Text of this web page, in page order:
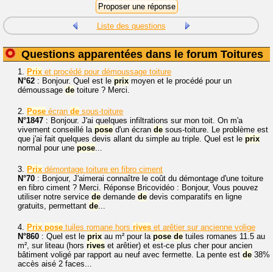
Liste des questions
Questions apparentées dans le forum Toitures
1. Prix et procédé pour démoussage toiture
N°62 : Bonjour. Quel est le prix moyen et le procédé pour un
démoussage de toiture ? Merci.
2. Pose écran de sous-toiture
N°1847 : Bonjour. J'ai quelques infiltrations sur mon toit. On m'a
vivement conseillé la pose d'un écran de sous-toiture. Le problème est
que j'ai fait quelques devis allant du simple au triple. Quel est le prix
normal pour une pose...
3. Prix démontage toiture en fibro ciment
N°70 : Bonjour, J'aimerai connaître le coût du démontage d'une toiture
en fibro ciment ? Merci. Réponse Bricovidéo : Bonjour, Vous pouvez
utiliser notre service de demande de devis comparatifs en ligne
gratuits, permettant de...
4. Prix pose tuiles romane hors rives et arêtier sur ancienne volige
N°860 : Quel est le prix au m² pour la pose de tuiles romanes 11.5 au
m², sur liteau (hors rives et arêtier) et est-ce plus cher pour ancien
bâtiment voligé par rapport au neuf avec fermette. La pente est de 38%
accès aisé 2 faces...